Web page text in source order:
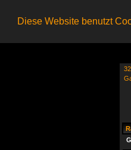
Diese Website benutzt